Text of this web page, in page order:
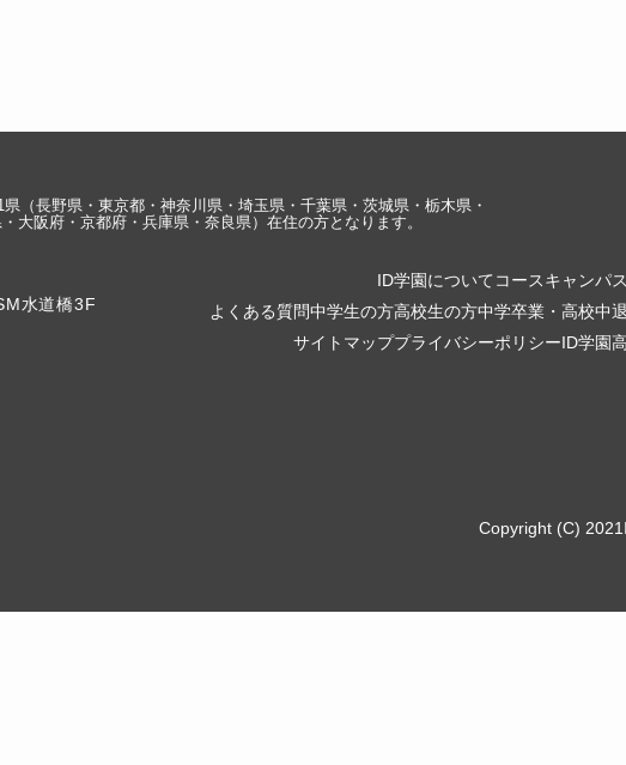
（長野県・東京都・神奈川県・埼玉県・千葉県・茨城県・栃木県・
大阪府・京都府・兵庫県・奈良県）在住の方となります。
ID学園について コース キャンパス
よくある質問中学生の方高校生の方中学卒業・高校中
サイトマッププライバシーポリシー ID学園
Copyright (C)